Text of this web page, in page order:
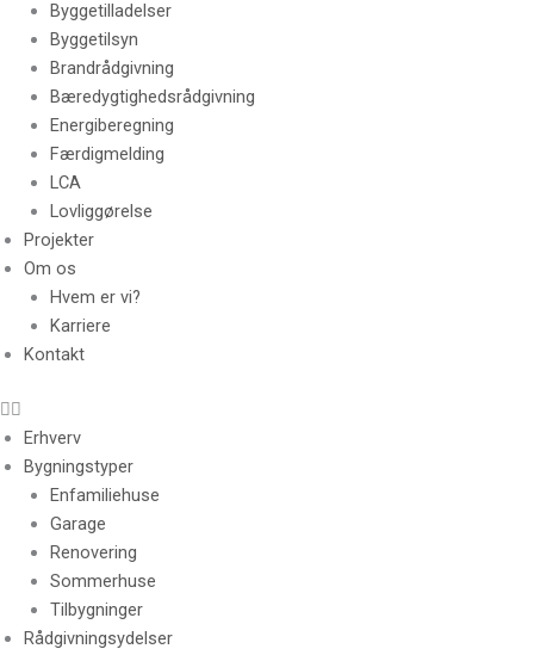
Byggetilladelser
Byggetilsyn
Brandrådgivning
Bæredygtighedsrådgivning
Energiberegning
Færdigmelding
LCA
Lovliggørelse
Projekter
Om os
Hvem er vi?
Karriere
Kontakt
Erhverv
Bygningstyper
Enfamiliehuse
Garage
Renovering
Sommerhuse
Tilbygninger
Rådgivningsydelser